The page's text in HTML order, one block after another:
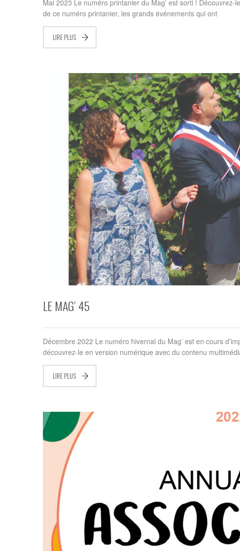
Mai 2023 Le numéro printanier du Mag’ est sorti !
de ce numéro printanier, les grands événements qui ont
LIRE PLUS
LE MAG’ 45
Décembre 2022 Le numéro hivernal du Mag’ est en cours
découvrez-le en version numérique avec du contenu
LIRE PLUS